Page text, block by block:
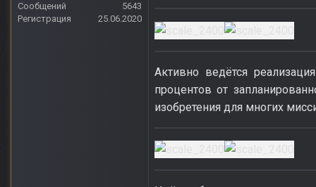
Сообщений
5643
Регистрация
25.06.2020
Активно ведётся
процентов от
изобретения для многих